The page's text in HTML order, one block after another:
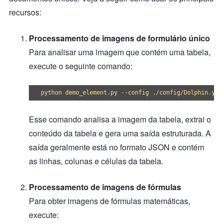
recursos:
Processamento de imagens de formulário único
Para analisar uma imagem que contém uma tabela,
execute o seguinte comando:
Esse comando analisa a imagem da tabela, extrai o
conteúdo da tabela e gera uma saída estruturada. A
saída geralmente está no formato JSON e contém
as linhas, colunas e células da tabela.
Processamento de imagens de fórmulas
Para obter imagens de fórmulas matemáticas,
execute: